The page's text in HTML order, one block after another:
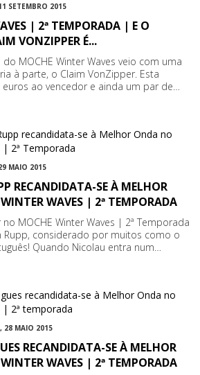
SETEMBRO 2015
| 2ª TEMPORADA | E O
VONZIPPER É...
MOCHE Winter Waves veio com uma
à parte, o Claim VonZipper. Esta
ao vencedor e ainda um par de…
MAIO 2015
RECANDIDATA-SE À MELHOR
WAVES | 2ª TEMPORADA
MOCHE Winter Waves | 2ª Temporada
considerado por muitos como o
Quando Nicolau entra num…
28 MAIO 2015
RECANDIDATA-SE À MELHOR
WAVES | 2ª TEMPORADA